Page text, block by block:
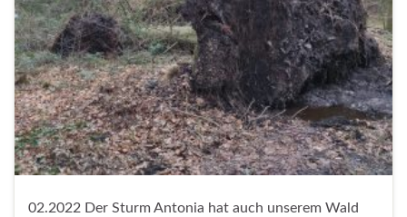
02.2022 Der Sturm Antonia hat auch unserem Wald